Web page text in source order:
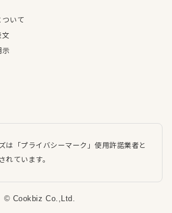
ついて
文
示
は「プライバシーマーク」使用許諾業者と
れています。
© Cookbiz Co.,Ltd.